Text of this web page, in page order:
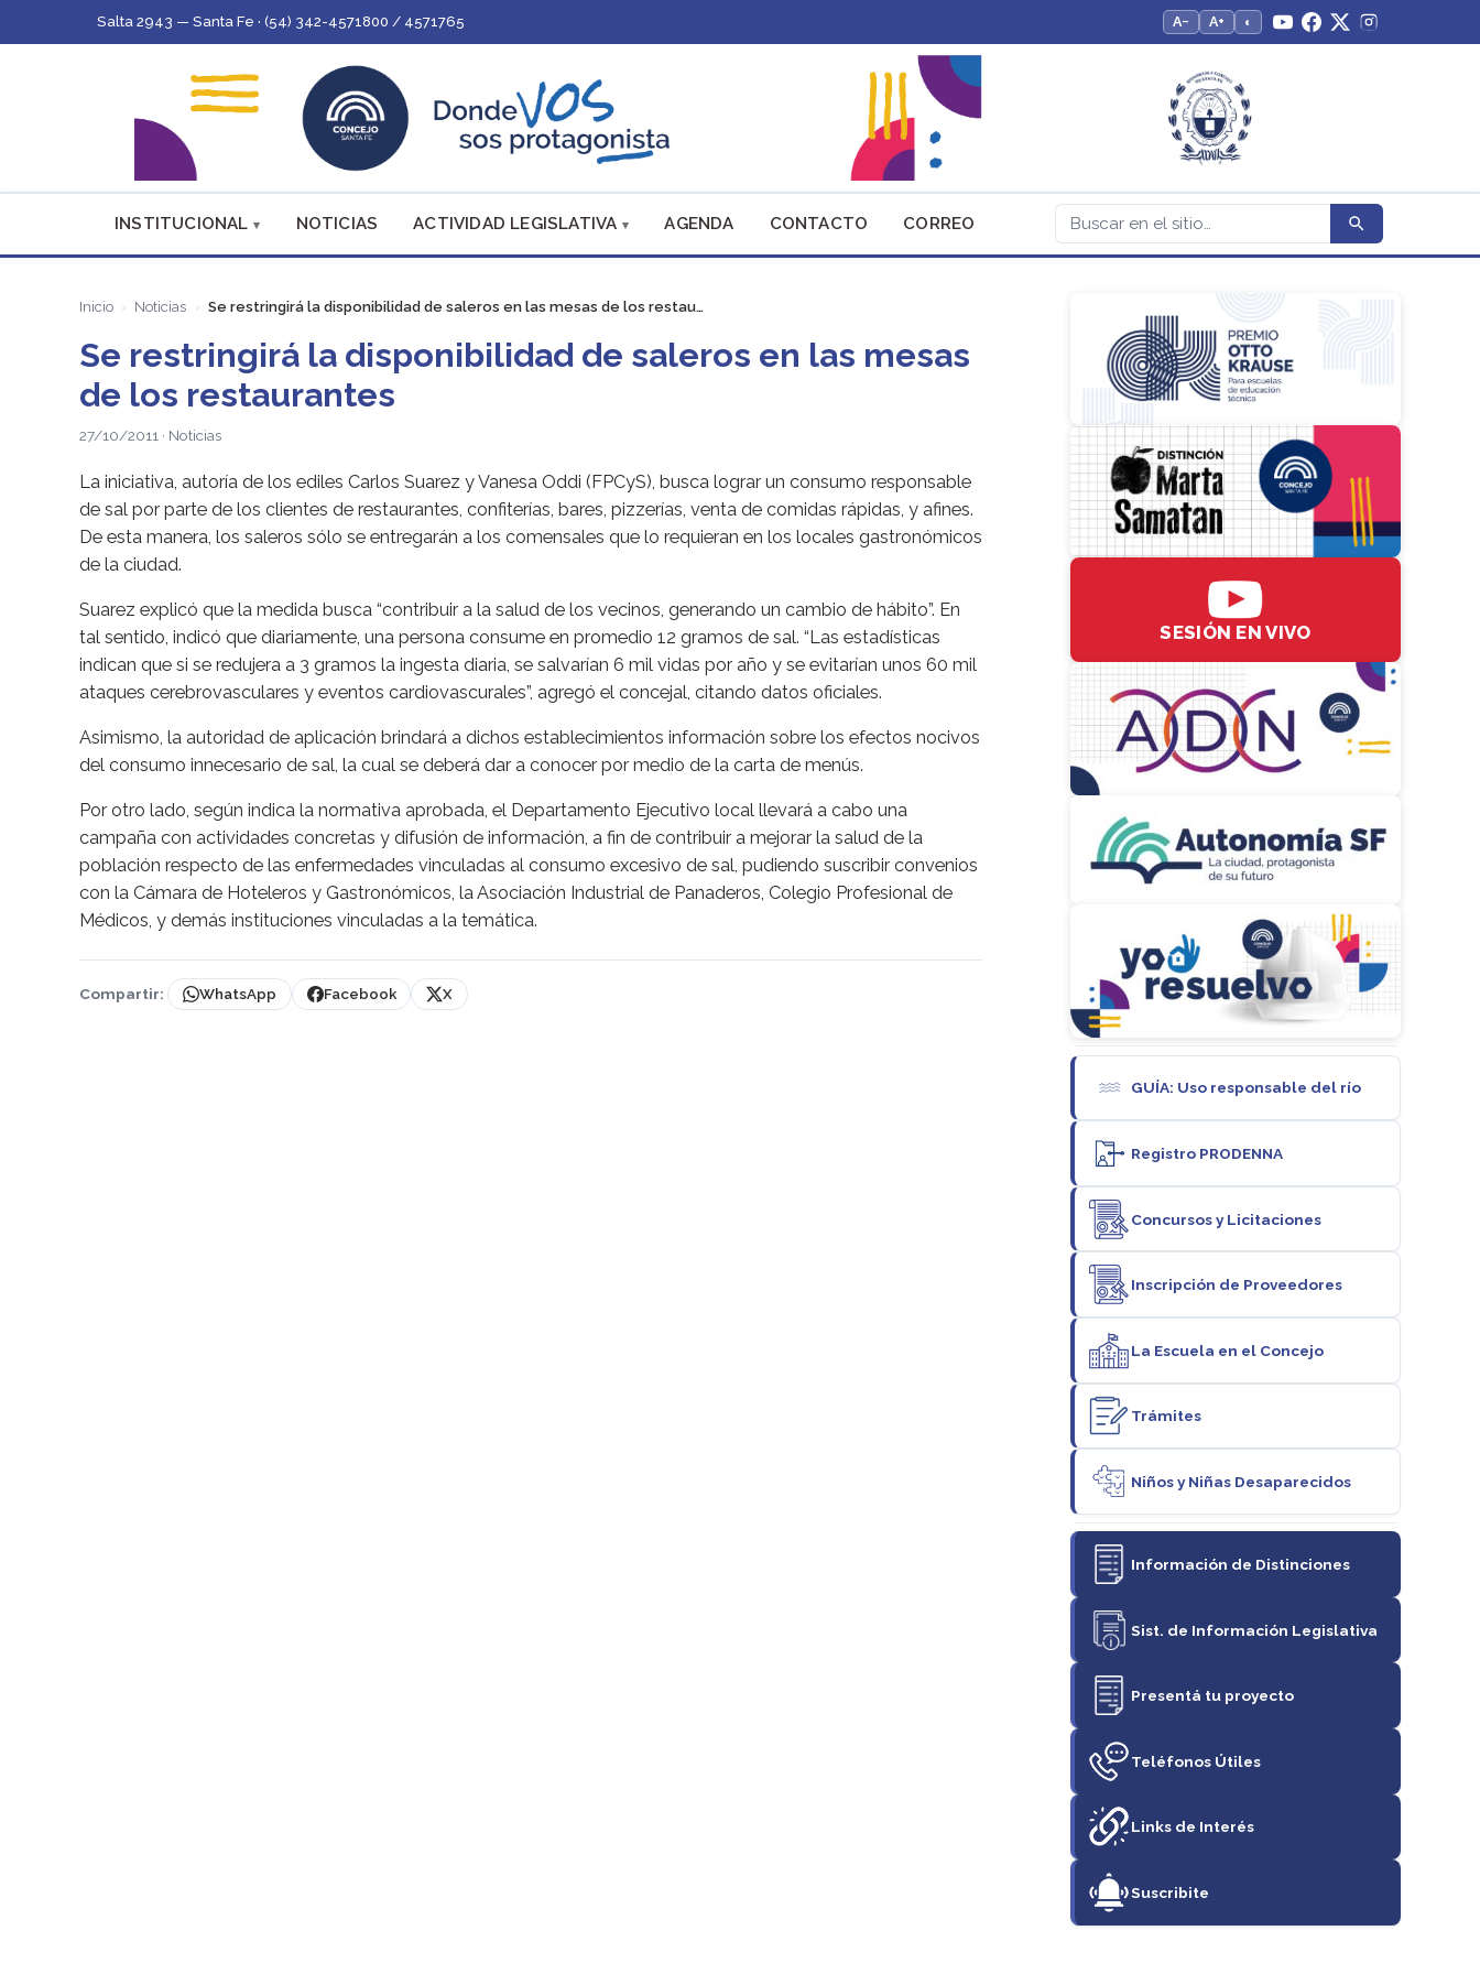
Salta 2943 — Santa Fe · (54) 342-4571800 / 4571765 A− A+ ◐
INSTITUCIONAL NOTICIAS ACTIVIDAD LEGISLATIVA AGENDA CONTACTO CORREO
Inicio Noticias Se restringirá la disponibilidad de saleros en las mesas de los restau…
Se restringirá la disponibilidad de saleros en las mesas
de los restaurantes
27/10/2011 · Noticias
La iniciativa, autoría de los ediles Carlos Suarez y Vanesa Oddi (FPCyS), busca lograr un consumo responsable
de sal por parte de los clientes de restaurantes, confiterías, bares, pizzerías, venta de comidas rápidas, y afines.
De esta manera, los saleros sólo se entregarán a los comensales que lo requieran en los locales gastronómicos
de la ciudad.
Suarez explicó que la medida busca “contribuir a la salud de los vecinos, generando un cambio de hábito”. En
tal sentido, indicó que diariamente, una persona consume en promedio 12 gramos de sal. “Las estadísticas
indican que si se redujera a 3 gramos la ingesta diaria, se salvarían 6 mil vidas por año y se evitarían unos 60 mil
ataques cerebrovasculares y eventos cardiovascurales”, agregó el concejal, citando datos oficiales.
Asimismo, la autoridad de aplicación brindará a dichos establecimientos información sobre los efectos nocivos
del consumo innecesario de sal, la cual se deberá dar a conocer por medio de la carta de menús.
Por otro lado, según indica la normativa aprobada, el Departamento Ejecutivo local llevará a cabo una
campaña con actividades concretas y difusión de información, a fin de contribuir a mejorar la salud de la
población respecto de las enfermedades vinculadas al consumo excesivo de sal, pudiendo suscribir convenios
con la Cámara de Hoteleros y Gastronómicos, la Asociación Industrial de Panaderos, Colegio Profesional de
Médicos, y demás instituciones vinculadas a la temática.
Compartir: WhatsApp Facebook X
SESIÓN EN VIVO
GUÍA: Uso responsable del río
Registro PRODENNA
Concursos y Licitaciones
Inscripción de Proveedores
La Escuela en el Concejo
Trámites
Niños y Niñas Desaparecidos
Información de Distinciones
Sist. de Información Legislativa
Presentá tu proyecto
Teléfonos Útiles
Links de Interés
Suscribite